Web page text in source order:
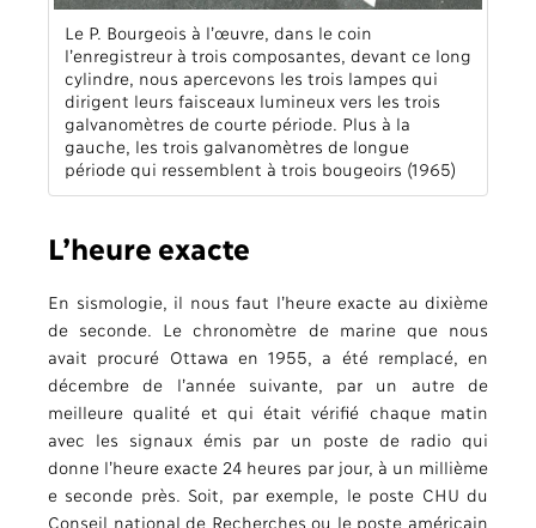
Le P. Bourgeois à l’œuvre, dans le coin
l’enregistreur à trois composantes, devant ce long
cylindre, nous apercevons les trois lampes qui
dirigent leurs faisceaux lumineux vers les trois
galvanomètres de courte période. Plus à la
gauche, les trois galvanomètres de longue
période qui ressemblent à trois bougeoirs (1965)
L’heure exacte
En sismologie, il nous faut l’heure exacte au dixième
de seconde. Le chronomètre de marine que nous
avait procuré Ottawa en 1955, a été remplacé, en
décembre de l’année suivante, par un autre de
meilleure qualité et qui était vérifié chaque matin
avec les signaux émis par un poste de radio qui
donne l’heure exacte 24 heures par jour, à un millième
e seconde près. Soit, par exemple, le poste CHU du
Conseil national de Recherches ou le poste américain